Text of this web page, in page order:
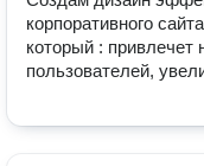
корпоративного
который : привлечет
пользователей,